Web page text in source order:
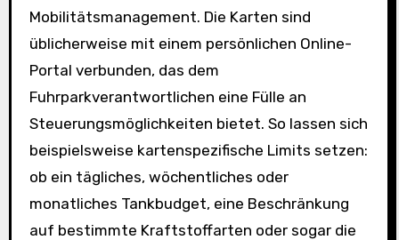
Mobilitätsmanagement. Die Karten sind
üblicherweise mit einem persönlichen Online-
Portal verbunden, das dem
Fuhrparkverantwortlichen eine Fülle an
Steuerungsmöglichkeiten bietet. So lassen sich
beispielsweise kartenspezifische Limits setzen:
ob ein tägliches, wöchentliches oder
monatliches Tankbudget, eine Beschränkung
auf bestimmte Kraftstoffarten oder sogar die